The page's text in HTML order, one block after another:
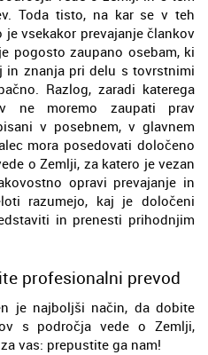
Toda tisto, na kar se v teh
vsekakor prevajanje člankov
pogosto zaupano osebam, ki
in znanja pri delu s tovrstnimi
Razlog, zaradi katerega
ne moremo zaupati prav
v posebnem, v glavnem
mora posedovati določeno
o Zemlji, za katero je vezan
opravi prevajanje in
razumejo, kaj je določeni
in prenesti prihodnjim
profesionalni prevod
je najboljši način, da dobite
s področja vede o Zemlji,
vas: prepustite ga nam!